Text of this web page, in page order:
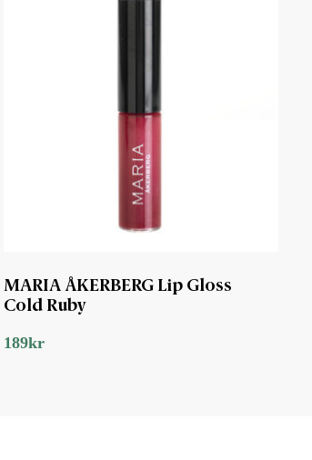
MARIA ÅKERBERG Lip Gloss
Cold Ruby
189kr